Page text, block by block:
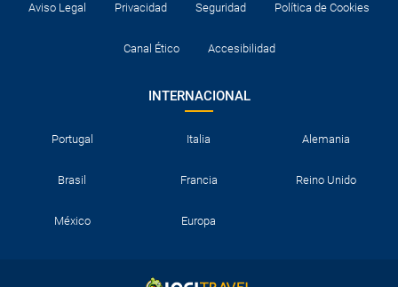
Aviso Legal Privacidad Seguridad Política de Cookies
Canal Ético Accesibilidad
INTERNACIONAL
Portugal Italia Alemania
Brasil Francia Reino Unido
México Europa